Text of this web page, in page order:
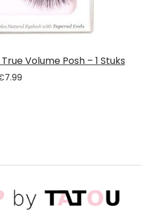
Volume Posh – 1 Stuks
7.99